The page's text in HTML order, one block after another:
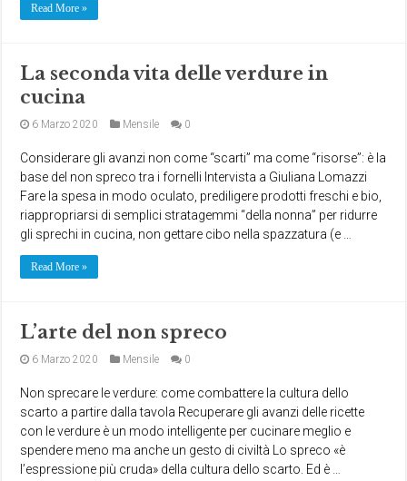
Read More »
La seconda vita delle verdure in
cucina
6 Marzo 2020 Mensile 0
Considerare gli avanzi non come “scarti” ma come “risorse”: è la
base del non spreco tra i fornelli Intervista a Giuliana Lomazzi
Fare la spesa in modo oculato, prediligere prodotti freschi e bio,
riappropriarsi di semplici stratagemmi “della nonna” per ridurre
gli sprechi in cucina, non gettare cibo nella spazzatura (e …
Read More »
L’arte del non spreco
6 Marzo 2020 Mensile 0
Non sprecare le verdure: come combattere la cultura dello
scarto a partire dalla tavola Recuperare gli avanzi delle ricette
con le verdure è un modo intelligente per cucinare meglio e
spendere meno ma anche un gesto di civiltà Lo spreco «è
l’espressione più cruda» della cultura dello scarto. Ed è …